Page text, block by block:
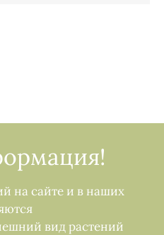
на сайте и в наших
вид растений